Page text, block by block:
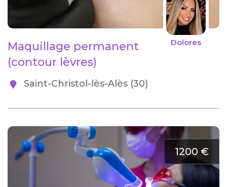
Dolores
Maquillage permanent
(contour lèvres)
Saint-Christol-lès-Alès (30)
1200 €